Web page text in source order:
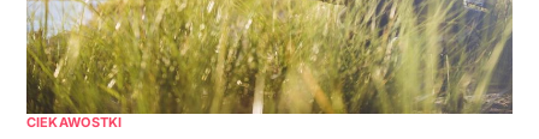
CIEKAWOSTKI